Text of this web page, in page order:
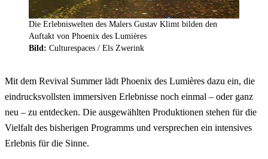
Die Erlebniswelten des Malers Gustav Klimt bilden den
Auftakt von Phoenix des Lumières
Bild: Culturespaces / Els Zwerink
Mit dem Revival Summer lädt Phoenix des Lumières dazu ein, die
eindrucksvollsten immersiven Erlebnisse noch einmal – oder ganz
neu – zu entdecken. Die ausgewählten Produktionen stehen für die
Vielfalt des bisherigen Programms und versprechen ein intensives
Erlebnis für die Sinne.